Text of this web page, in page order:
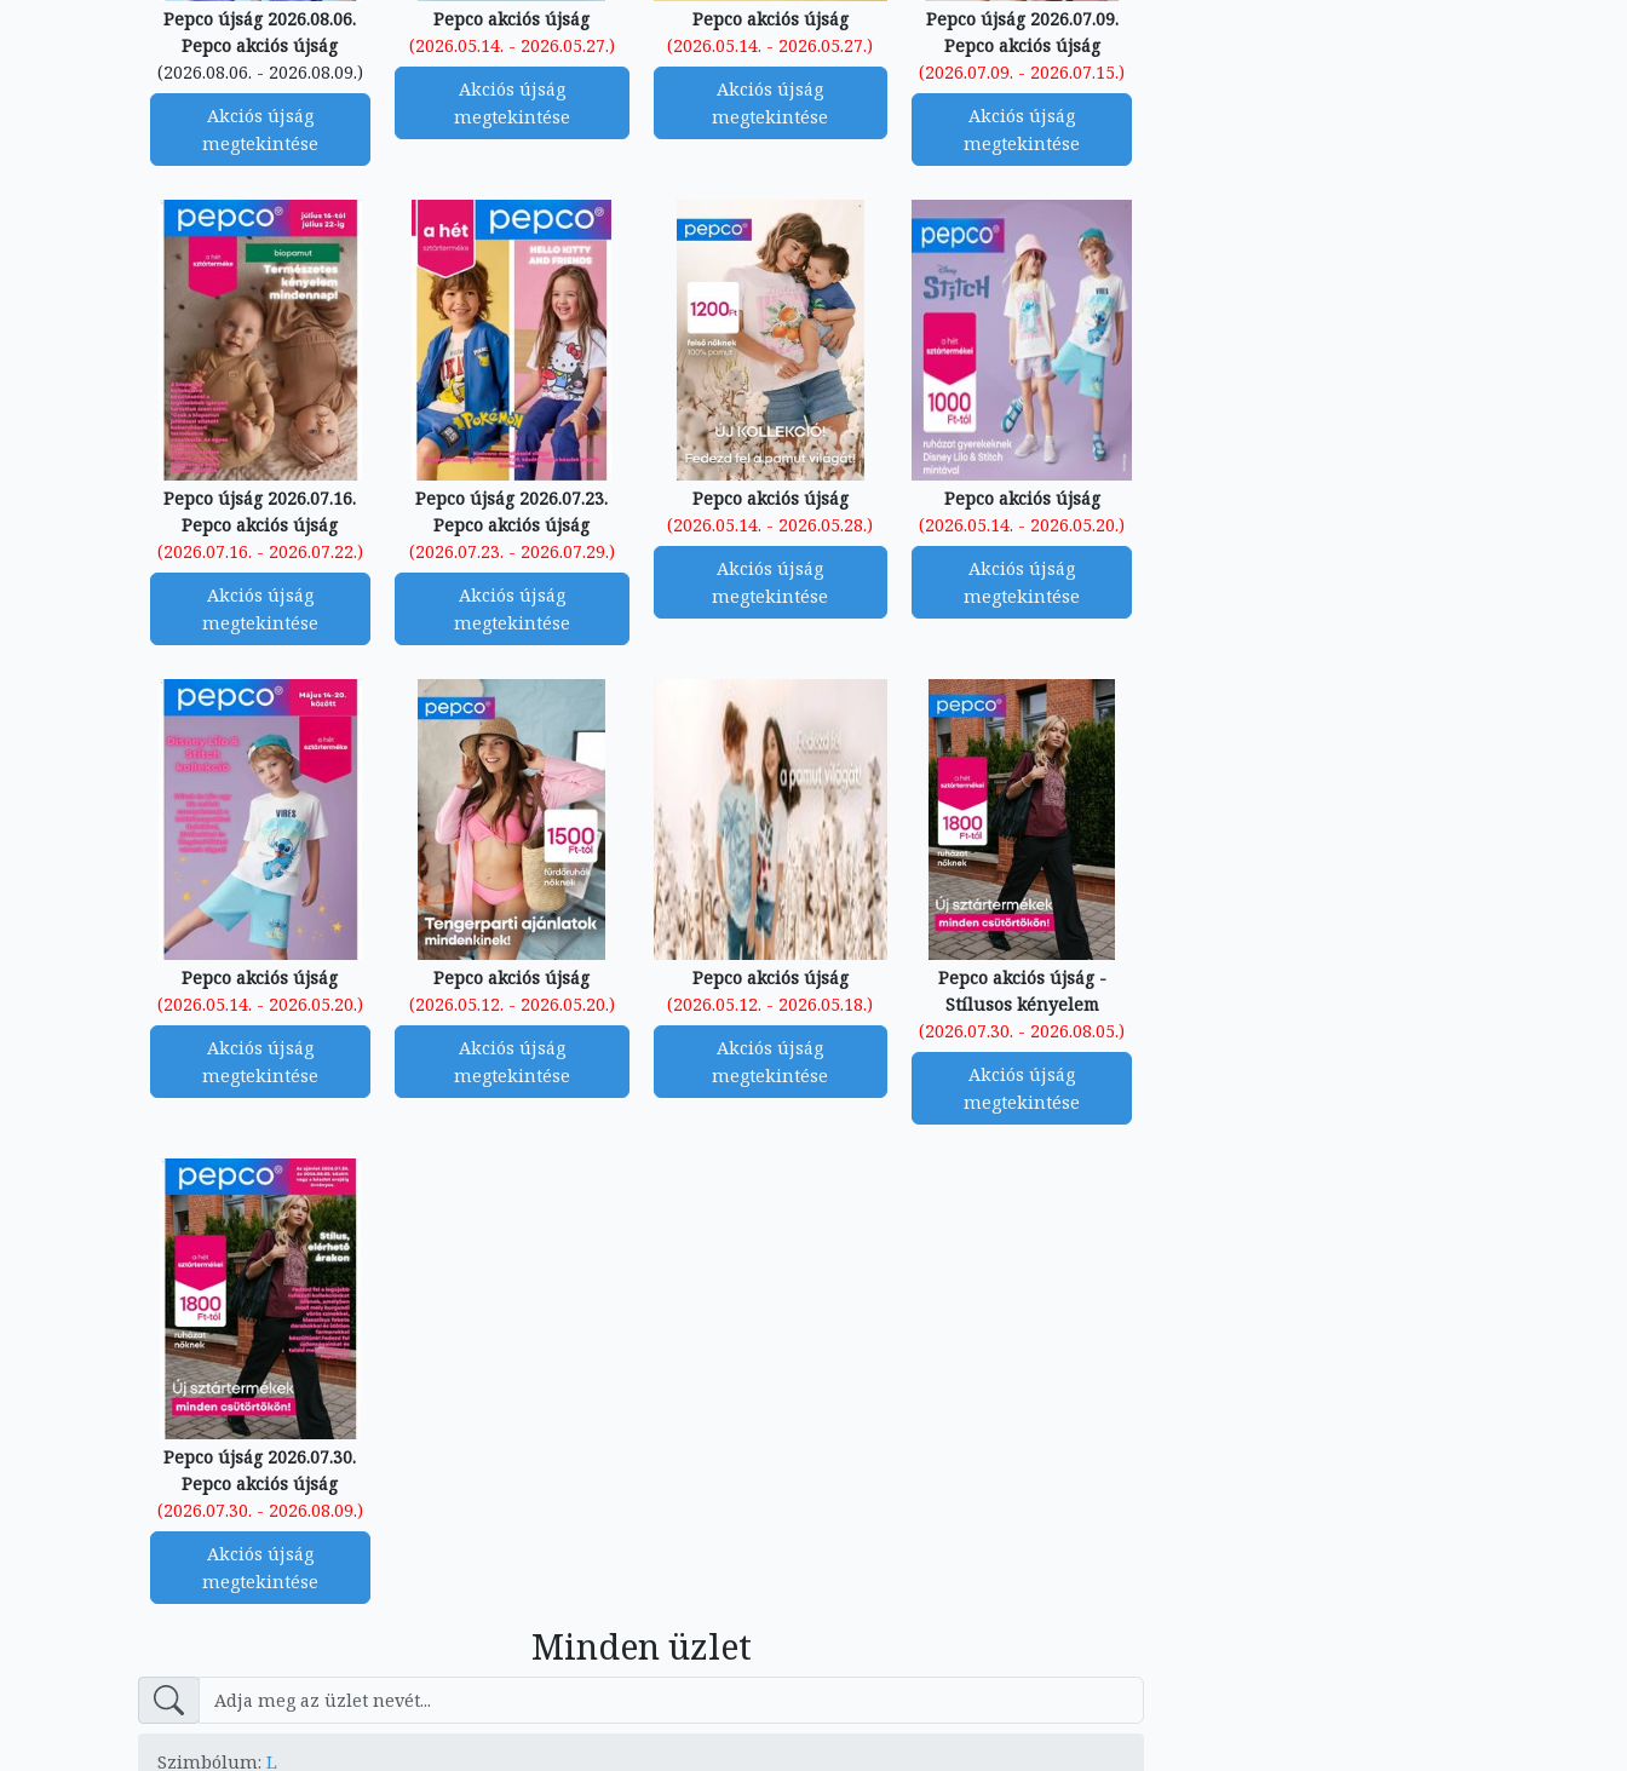
Pepco újság 2026.08.06.
Pepco akciós újság
(2026.08.06. - 2026.08.09.)
Akciós újság
megtekintése
Pepco akciós újság
(2026.05.14. - 2026.05.27.)
Akciós újság
megtekintése
Pepco akciós újság
(2026.05.14. - 2026.05.27.)
Akciós újság
megtekintése
Pepco újság 2026.07.09.
Pepco akciós újság
(2026.07.09. - 2026.07.15.)
Akciós újság
megtekintése
Pepco újság 2026.07.16.
Pepco akciós újság
(2026.07.16. - 2026.07.22.)
Akciós újság
megtekintése
Pepco újság 2026.07.23.
Pepco akciós újság
(2026.07.23. - 2026.07.29.)
Akciós újság
megtekintése
Pepco akciós újság
(2026.05.14. - 2026.05.28.)
Akciós újság
megtekintése
Pepco akciós újság
(2026.05.14. - 2026.05.20.)
Akciós újság
megtekintése
Pepco akciós újság
(2026.05.14. - 2026.05.20.)
Akciós újság
megtekintése
Pepco akciós újság
(2026.05.12. - 2026.05.20.)
Akciós újság
megtekintése
Pepco akciós újság
(2026.05.12. - 2026.05.18.)
Akciós újság
megtekintése
Pepco akciós újság -
Stílusos kényelem
(2026.07.30. - 2026.08.05.)
Akciós újság
megtekintése
Pepco újság 2026.07.30.
Pepco akciós újság
(2026.07.30. - 2026.08.09.)
Akciós újság
megtekintése
Minden üzlet
Szimbólum: L